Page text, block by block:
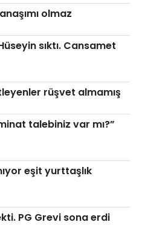
olmaz
sıktı. Cansamet
rüşvet almamış
talebiniz var mı?”
eşit yurttaşlık
PG Grevi sona erdi